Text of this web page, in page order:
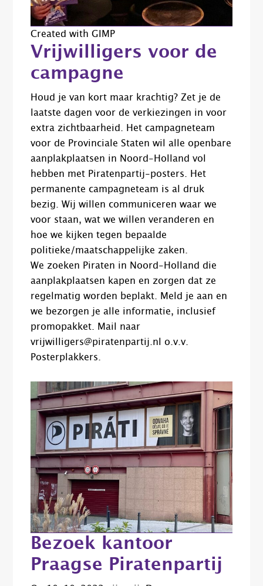
Created with GIMP
Vrijwilligers voor de
campagne
Houd je van kort maar krachtig? Zet je de
laatste dagen voor de verkiezingen in voor
extra zichtbaarheid. Het campagneteam
voor de Provinciale Staten wil alle openbare
aanplakplaatsen in Noord-Holland vol
hebben met Piratenpartij-posters. Het
permanente campagneteam is al druk
bezig. Wij willen communiceren waar we
voor staan, wat we willen veranderen en
hoe we kijken tegen bepaalde
politieke/maatschappelijke zaken.
We zoeken Piraten in Noord-Holland die
aanplakplaatsen kapen en zorgen dat ze
regelmatig worden beplakt. Meld je aan en
we bezorgen je alle informatie, inclusief
promopakket. Mail naar
vrijwilligers@piratenpartij.nl o.v.v.
Posterplakkers.
Bezoek kantoor
Praagse Piratenpartij